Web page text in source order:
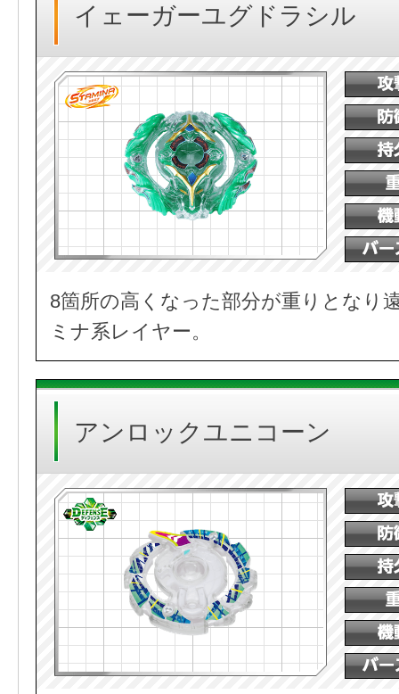
イェーガーユグドラシル
8箇所の高くなった部分が重りとなり
ミナ系レイヤー。
アンロックユニコーン